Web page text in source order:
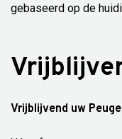
gebaseerd op de
Vrijblijvend uw